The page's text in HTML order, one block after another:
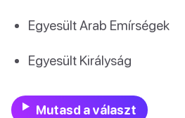
Egyesült Arab Emírségek
Egyesült Királyság
Mutasd a választ